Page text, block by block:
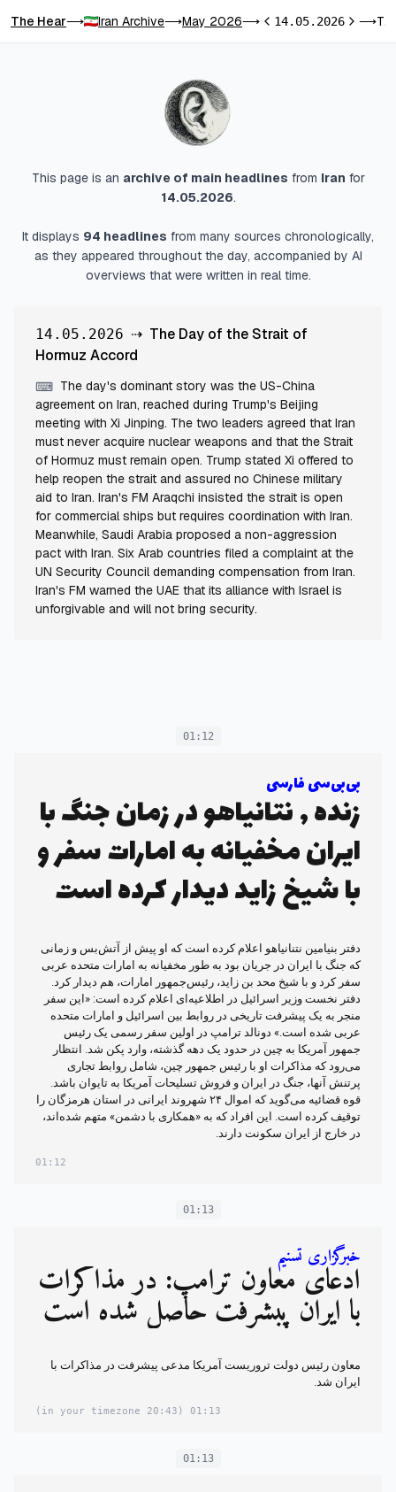
The Hear⟶ Iran Archive⟶May 2026⟶Previous day
14.05.2026Next day
⟶ The Day of the Strait of Hormuz Accord
This page is an archive of main headlines from Iran for
14.05.2026.
It displays 94 headlines from many sources chronologically,
as they appeared throughout the day, accompanied by AI
overviews that were written in real time.
14.05.2026 ⇢ The Day of the Strait of
Hormuz Accord
⌨ The day's dominant story was the US-China
agreement on Iran, reached during Trump's Beijing
meeting with Xi Jinping. The two leaders agreed that Iran
must never acquire nuclear weapons and that the Strait
of Hormuz must remain open. Trump stated Xi offered to
help reopen the strait and assured no Chinese military
aid to Iran. Iran's FM Araqchi insisted the strait is open
for commercial ships but requires coordination with Iran.
Meanwhile, Saudi Arabia proposed a non-aggression
pact with Iran. Six Arab countries filed a complaint at the
UN Security Council demanding compensation from Iran.
Iran's FM warned the UAE that its alliance with Israel is
unforgivable and will not bring security.
01:12
بی‌بی‌سی فارسی
زنده , نتانیاهو در زمان جنگ با
ایران مخفیانه به امارات سفر و
با شیخ زاید دیدار کرده است
دفتر بنیامین نتنانیاهو اعلام کرده است که او پیش از آتش‌بس و زمانی
که جنگ با ایران در جریان بود به طور مخفیانه به امارات متحده عربی
سفر کرد و با شیخ محد بن زاید، رئیس‌جمهور امارات، هم دیدار کرد.
دفتر نخست وزیر اسرائیل در اطلاعیه‌ای اعلام کرده است: «این سفر
منجر به یک پیشرفت تاریخی در روابط بین اسرائیل و امارات متحده
عربی شده است.» دونالد ترامپ در اولین سفر رسمی یک رئیس
جمهور آمریکا به چین در حدود یک دهه گذشته، وارد پکن شد. انتظار
می‌رود که مذاکرات او با رئیس جمهور چین، شامل روابط تجاری
پرتنش آنها، جنگ در ایران و فروش تسلیحات آمریکا به تایوان باشد.
قوه قضائیه می‌گوید که اموال ۲۴ شهروند ایرانی در استان هرمزگان را
توقیف کرده است. این افراد که به «همکاری با دشمن» متهم شده‌اند،
در خارج از ایران سکونت دارند.
01:12
01:13
خبرگزاری تسنیم
ادعای معاون ترامپ: در مذاکرات
با ایران پبشرفت‌ حاصل شده است
معاون رئیس دولت تروریست آمریکا مدعی پیشرفت در مذاکرات با
ایران شد.
01:13
(20:43 in your timezone)
01:13